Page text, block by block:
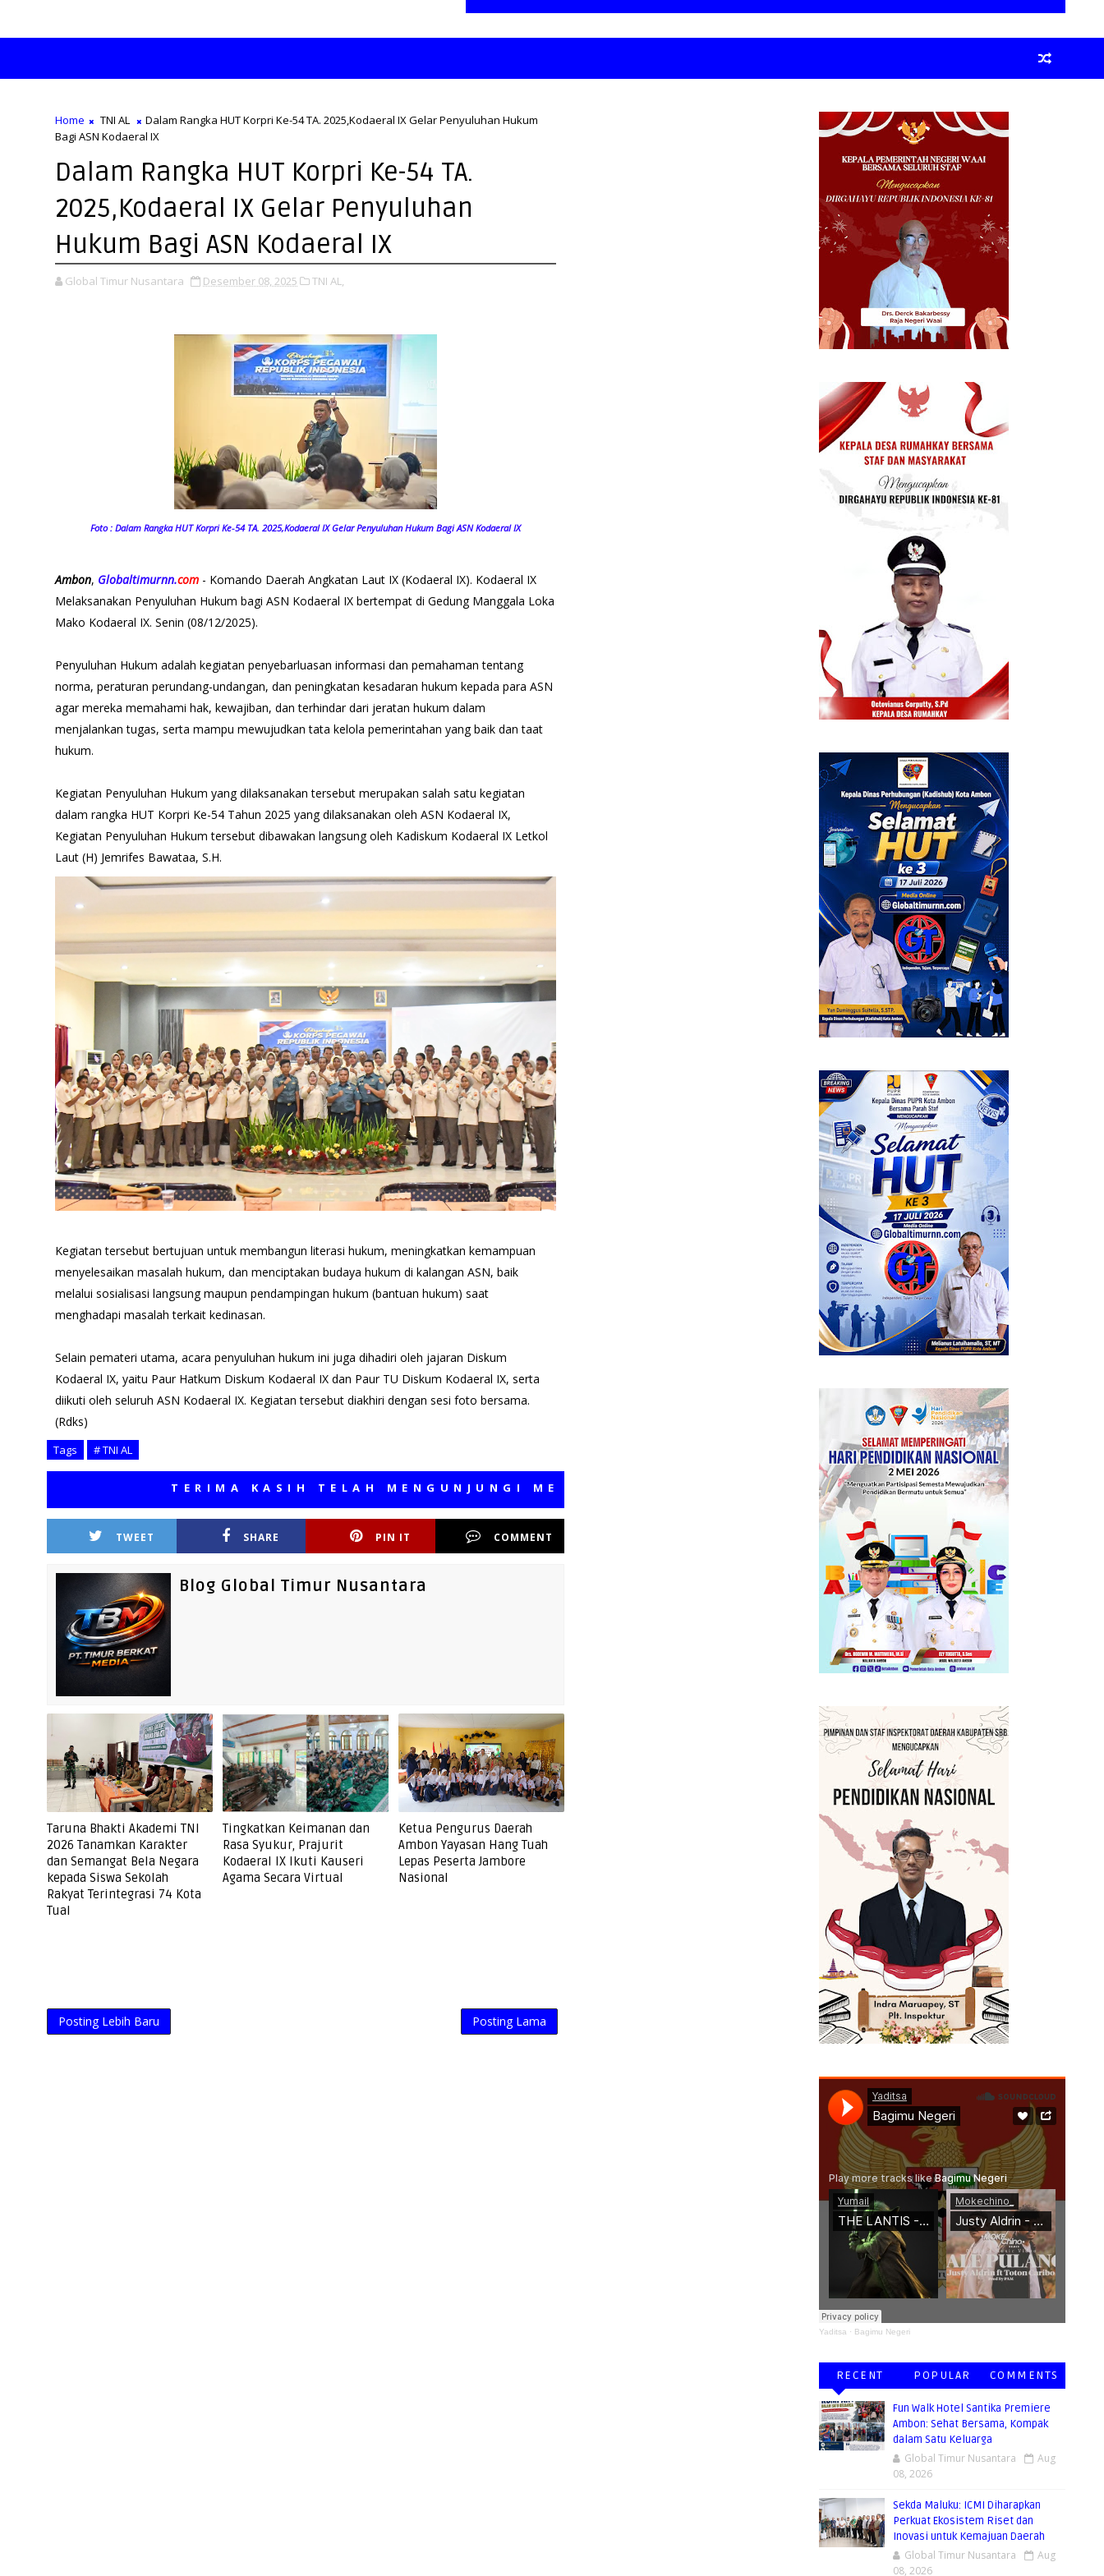
Home TNI AL
Dalam Rangka HUT Korpri Ke-54 TA. 2025,Kodaeral IX Gelar Penyuluhan Hukum
Bagi ASN Kodaeral IX
Dalam Rangka HUT Korpri Ke-54 TA.
2025,Kodaeral IX Gelar Penyuluhan
Hukum Bagi ASN Kodaeral IX
Global Timur Nusantara Desember 08, 2025 TNI AL,
Foto : Dalam Rangka HUT Korpri Ke-54 TA. 2025,Kodaeral IX Gelar Penyuluhan Hukum Bagi ASN Kodaeral IX
Ambon, Globaltimurnn.com - Komando Daerah Angkatan Laut IX (Kodaeral IX). Kodaeral IX
Melaksanakan Penyuluhan Hukum bagi ASN Kodaeral IX bertempat di Gedung Manggala Loka
Mako Kodaeral IX. Senin (08/12/2025).
Penyuluhan Hukum adalah kegiatan penyebarluasan informasi dan pemahaman tentang
norma, peraturan perundang-undangan, dan peningkatan kesadaran hukum kepada para ASN
agar mereka memahami hak, kewajiban, dan terhindar dari jeratan hukum dalam
menjalankan tugas, serta mampu mewujudkan tata kelola pemerintahan yang baik dan taat
hukum.
Kegiatan Penyuluhan Hukum yang dilaksanakan tersebut merupakan salah satu kegiatan
dalam rangka HUT Korpri Ke-54 Tahun 2025 yang dilaksanakan oleh ASN Kodaeral IX,
Kegiatan Penyuluhan Hukum tersebut dibawakan langsung oleh Kadiskum Kodaeral IX Letkol
Laut (H) Jemrifes Bawataa, S.H.
Kegiatan tersebut bertujuan untuk membangun literasi hukum, meningkatkan kemampuan
menyelesaikan masalah hukum, dan menciptakan budaya hukum di kalangan ASN, baik
melalui sosialisasi langsung maupun pendampingan hukum (bantuan hukum) saat
menghadapi masalah terkait kedinasan.
Selain pemateri utama, acara penyuluhan hukum ini juga dihadiri oleh jajaran Diskum
Kodaeral IX, yaitu Paur Hatkum Diskum Kodaeral IX dan Paur TU Diskum Kodaeral IX, serta
diikuti oleh seluruh ASN Kodaeral IX. Kegiatan tersebut diakhiri dengan sesi foto bersama.
(Rdks)
Tags # TNI AL
TERIMA KASIH TELAH MENGUNJUNGI MEDIA KAMI, SEMOGA BERMANFAAT
TWEET SHARE PIN IT COMMENT
Blog Global Timur Nusantara
Taruna Bhakti Akademi TNI
2026 Tanamkan Karakter
dan Semangat Bela Negara
kepada Siswa Sekolah
Rakyat Terintegrasi 74 Kota
Tual
Tingkatkan Keimanan dan
Rasa Syukur, Prajurit
Kodaeral IX Ikuti Kauseri
Agama Secara Virtual
Ketua Pengurus Daerah
Ambon Yayasan Hang Tuah
Lepas Peserta Jambore
Nasional
Posting Lebih Baru Posting Lama
Yaditsa · Bagimu Negeri
RECENT POPULAR COMMENTS
Fun Walk Hotel Santika Premiere
Ambon: Sehat Bersama, Kompak
dalam Satu Keluarga
Global Timur Nusantara
Aug
08, 2026
Sekda Maluku: ICMI Diharapkan
Perkuat Ekosistem Riset dan
Inovasi untuk Kemajuan Daerah
Global Timur Nusantara
Aug
08, 2026